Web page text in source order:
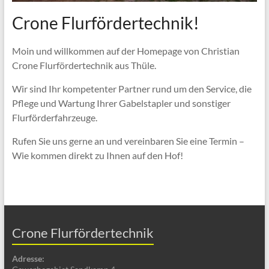
Crone Flurfördertechnik!
Moin und willkommen auf der Homepage von Christian
Crone Flurfördertechnik aus Thüle.
Wir sind Ihr kompetenter Partner rund um den Service, die
Pflege und Wartung Ihrer Gabelstapler und sonstiger
Flurförderfahrzeuge.
Rufen Sie uns gerne an und vereinbaren Sie eine Termin –
Wie kommen direkt zu Ihnen auf den Hof!
Crone Flurfördertechnik
Adresse: